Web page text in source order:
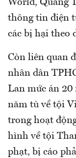
World, Quang
thông tin điện
các bị hại theo
Còn liên quan
nhân dân
Lan mức án
năm tù về tội
trong hoạt
hình về tội
phạt, bị cáo